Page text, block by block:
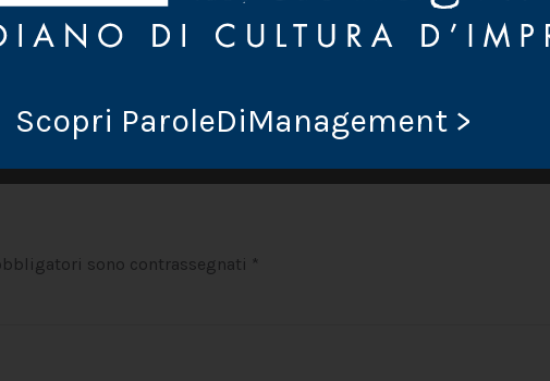
dire di sì ad ogni richiesta dei figli? Diciamo di sì alle loro
sono contrassegnati *
Scopri ParoleDiManagement >